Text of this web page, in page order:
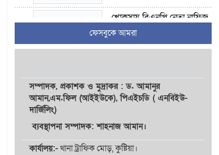
৪
খোকসায় বিএনপি নেতা নাফিজ
আহমেদ রাজুর ওপর সশস্ত্র
হামলা, গুরুতর আহত
নিক্ষেপকারীরা ‘জারজ সন্তান’:
আমির হামজা
শিক্ষককে ঘিরে দেশব্যাপী গোপন
তৎপরতার অভিযোগ/ তদন্তে
গঠিত হলো উচ্চপর্যায়ের কমিটি
ফেসবুকে আমরা
সম্পাদক, প্রকাশকওমুদ্রাকর: ড. আমানুর
আমান,এম.ফিল (আইইউকে), পিএইচডি ( এনবিইউ-
দার্জিলিং)
ব্যবস্থাপনা সম্পাদক: শাহনাজ আমান।
কার্যালয়:-থানা ট্রাফিক মোড়, কুষ্টিয়া।